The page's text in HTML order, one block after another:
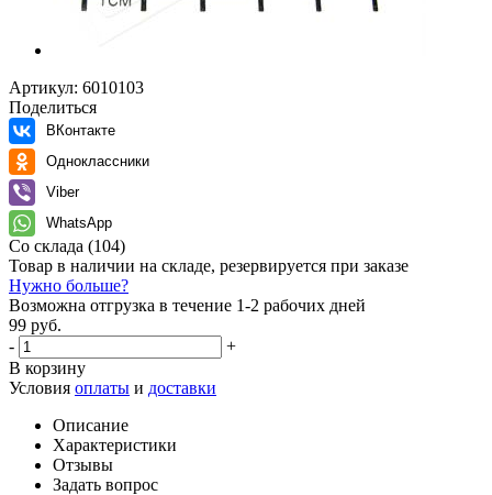
Артикул: 6010103
Поделиться
ВКонтакте
Одноклассники
Viber
WhatsApp
Со склада (104)
Товар в наличии на складе, резервируется при заказе
Нужно больше?
Возможна отгрузка в течение 1-2 рабочих дней
99 руб.
-
+
В корзину
Условия оплаты и доставки
Описание
Характеристики
Отзывы
Задать вопрос